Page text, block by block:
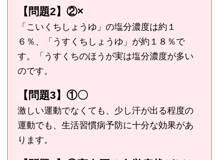
【問題2】②×
「こいくちしょうゆ」の塩分濃度は約１
６％、「うすくちしょうゆ」が約１８％で
す。「うすくちのほうが実は塩分濃度が多い
のです。
【問題3】①〇
激しい運動でなくても、少し汗が出る程度の
運動でも、生活習慣病予防に十分な効果があ
ります。